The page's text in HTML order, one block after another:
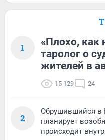
1
«Плохо, как
таролог о
жителей в
15 129 24
2
Обрушившийся в
планирует
происходит